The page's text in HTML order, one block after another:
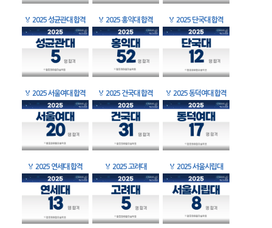
🏅 2025 성균관대 합격 🏅 2025 홍익대 합격 🏅 2025 단국대 합격
🏅 2025 서울여대 합격 🏅 2025 건국대 합격 🏅 2025 동덕여대 합격
🏅 2025 연세대 합격 🏅 2025 고려대 🏅 2025 서울시립대